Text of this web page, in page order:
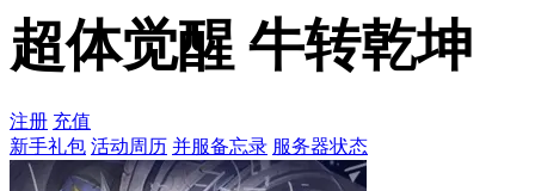
超体觉醒 牛转乾坤
注册 充值
新手礼包 活动周历 并服备忘录 服务器状态